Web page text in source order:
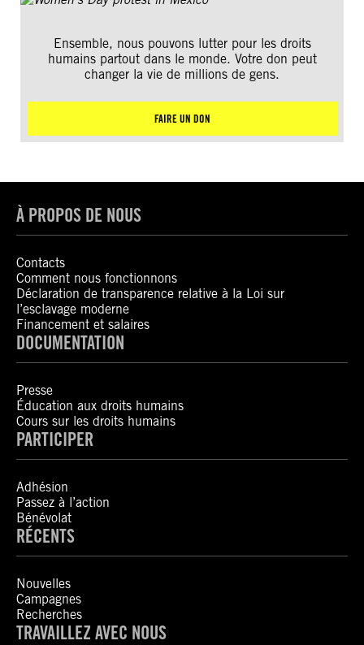
Ensemble, nous pouvons lutter pour les droits
humains partout dans le monde. Votre don peut
changer la vie de millions de gens.
FAIRE UN DON
À PROPOS DE NOUS
Contacts
Comment nous fonctionnons
Déclaration de transparence relative à la Loi sur
l’esclavage moderne
Financement et salaires
DOCUMENTATION
Presse
Éducation aux droits humains
Cours sur les droits humains
PARTICIPER
Adhésion
Passez à l’action
Bénévolat
RÉCENTS
Nouvelles
Campagnes
Recherches
TRAVAILLEZ AVEC NOUS